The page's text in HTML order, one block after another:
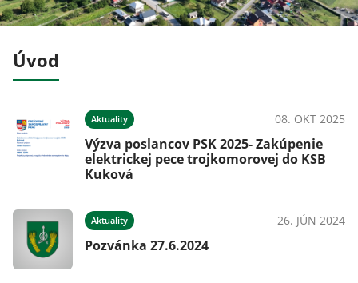
Úvod
Aktuality 08. OKT 2025
Výzva poslancov PSK 2025- Zakúpenie
elektrickej pece trojkomorovej do KSB
Kuková
Aktuality 26. JÚN 2024
Pozvánka 27.6.2024